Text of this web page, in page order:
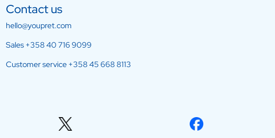
Contact us
hello@youpret.com
Sales+358 40 716 9099
Customer service+358 45 668 8113